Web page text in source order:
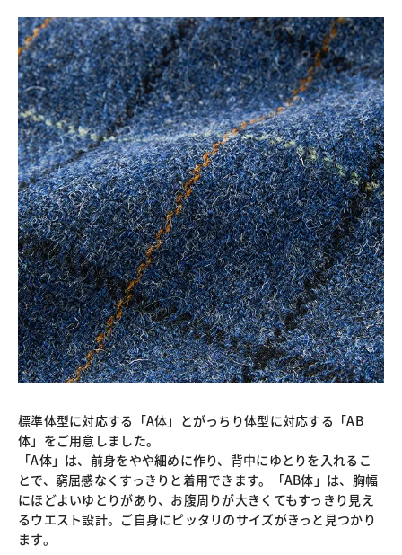
標準体型に対応する「A体」とがっちり体型に対応する「AB
体」をご用意しました。
「A体」は、前身をやや細めに作り、背中にゆとりを入れるこ
とで、窮屈感なくすっきりと着用できます。「AB体」は、胸幅
にほどよいゆとりがあり、お腹周りが大きくてもすっきり見え
るウエスト設計。ご自身にピッタリのサイズがきっと見つかり
ます。